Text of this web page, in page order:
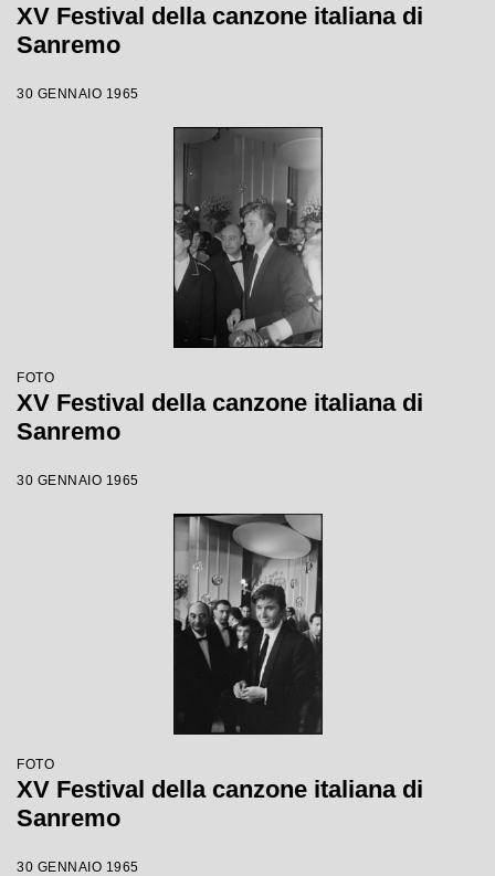
XV Festival della canzone italiana di
Sanremo
30 GENNAIO 1965
FOTO
XV Festival della canzone italiana di
Sanremo
30 GENNAIO 1965
FOTO
XV Festival della canzone italiana di
Sanremo
30 GENNAIO 1965